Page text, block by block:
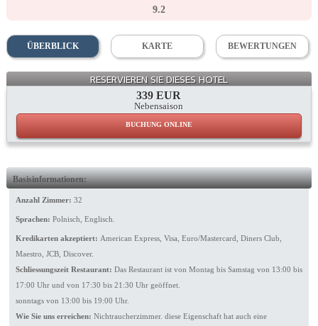
9.2
ÜBERBLICK KARTE BEWERTUNGEN
RESERVIEREN SIE DIESES HOTEL
339 EUR
Nebensaison
BUCHUNG ONLINE
Basisinformationen:
Anzahl Zimmer: 32
Sprachen: Polnisch, Englisch.
Kredikarten akzeptiert: American Express, Visa, Euro/Mastercard, Diners Club,
Maestro, JCB, Discover.
Schliessungszeit Restaurant: Das Restaurant ist von Montag bis Samstag von 13:00 bis
17:00 Uhr und von 17:30 bis 21:30 Uhr geöffnet.
sonntags von 13:00 bis 19:00 Uhr.
Wie Sie uns erreichen: Nichtraucherzimmer. diese Eigenschaft hat auch eine